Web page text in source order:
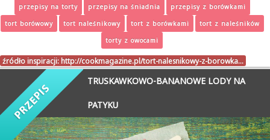
przepisy na torty przepisy na śniadnia
przepisy z borówkami
tort borówowy
tort naleśnikowy tort z borówkami
tort z naleśników
torty z owocami
źródło inspiracji: http://cookmagazine.pl/tort-nalesnikowy-z-borowka…
TRUSKAWKOWO-BANANOWE LODY NA
PATYKU